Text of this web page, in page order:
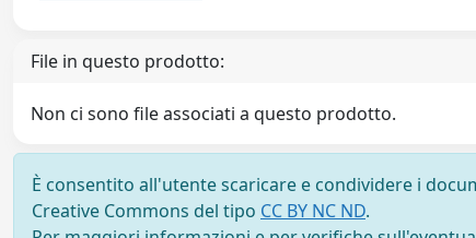
File in questo prodotto:
Non ci sono file associati a questo prodotto.
È consentito all'utente scaricare e condividere i
Creative Commons del tipo CC BY NC ND.